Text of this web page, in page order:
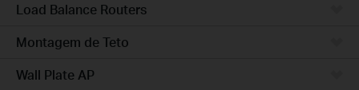
Load Balance Routers
Montagem de Teto
Wall Plate AP